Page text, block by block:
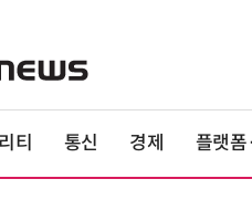
티 통신 경제 플랫